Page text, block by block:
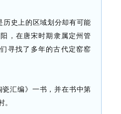
历史上的区域划分却有可能
，在唐宋时期隶属定州管
寻找了多年的古代定窑窑
汇编》一书，并在书中第
。